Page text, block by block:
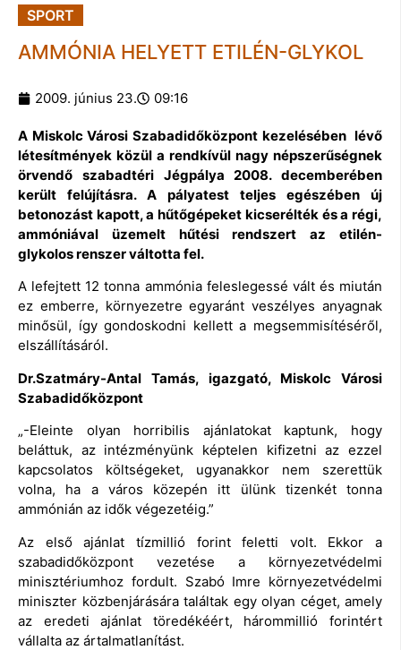
SPORT
AMMÓNIA HELYETT ETILÉN-GLYKOL
2009. június 23. 09:16
A Miskolc Városi Szabadidőközpont kezelésében lévő
létesítmények közül a rendkívül nagy népszerűségnek
örvendő szabadtéri Jégpálya 2008. decemberében
került felújításra. A pályatest teljes egészében új
betonozást kapott, a hűtőgépeket kicserélték és a régi,
ammóniával üzemelt hűtési rendszert az etilén-
glykolos renszer váltotta fel.
A lefejtett 12 tonna ammónia feleslegessé vált és miután
ez emberre, környezetre egyaránt veszélyes anyagnak
minősül, így gondoskodni kellett a megsemmisítéséről,
elszállításáról.
Dr.Szatmáry-Antal Tamás, igazgató, Miskolc Városi
Szabadidőközpont
„-Eleinte olyan horribilis ajánlatokat kaptunk, hogy
beláttuk, az intézményünk képtelen kifizetni az ezzel
kapcsolatos költségeket, ugyanakkor nem szerettük
volna, ha a város közepén itt ülünk tizenkét tonna
ammónián az idők végezetéig.”
Az első ajánlat tízmillió forint feletti volt. Ekkor a
szabadidőközpont vezetése a környezetvédelmi
minisztériumhoz fordult. Szabó Imre környezetvédelmi
miniszter közbenjárására találtak egy olyan céget, amely
az eredeti ajánlat töredékéért, hárommillió forintért
vállalta az ártalmatlanítást.